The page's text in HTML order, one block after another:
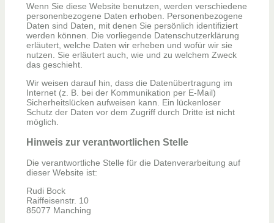
Wenn Sie diese Website benutzen, werden verschiedene
personenbezogene Daten erhoben. Personenbezogene
Daten sind Daten, mit denen Sie persönlich identifiziert
werden können. Die vorliegende Datenschutzerklärung
erläutert, welche Daten wir erheben und wofür wir sie
nutzen. Sie erläutert auch, wie und zu welchem Zweck
das geschieht.
Wir weisen darauf hin, dass die Datenübertragung im
Internet (z. B. bei der Kommunikation per E-Mail)
Sicherheitslücken aufweisen kann. Ein lückenloser
Schutz der Daten vor dem Zugriff durch Dritte ist nicht
möglich.
Hinweis zur verantwortlichen Stelle
Die verantwortliche Stelle für die Datenverarbeitung auf
dieser Website ist:
Rudi Bock
Raiffeisenstr. 10
85077 Manching